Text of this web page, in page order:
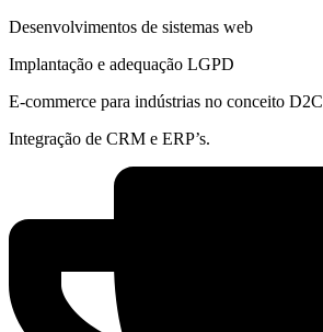
Desenvolvimentos de sistemas web
Implantação e adequação LGPD
E-commerce para indústrias no conceito D2C
Integração de CRM e ERP’s.